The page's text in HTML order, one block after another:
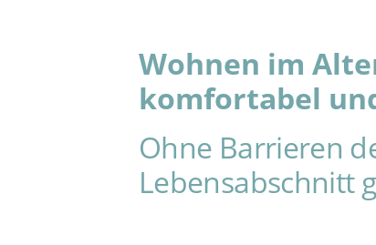
Wohnen im
komfortabel
Ohne Barrieren
Lebensabschnitt